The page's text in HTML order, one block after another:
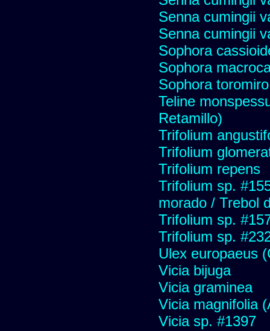
Senna cumingii
Senna cumingii
Sophora
Sophora
Sophora toromiro
Teline
Retamillo)
Trifolium
Trifolium
Trifolium repens
Trifolium sp.
morado / Trebol
Trifolium sp.
Trifolium sp.
Ulex europaeus
Vicia bijuga
Vicia graminea
Vicia magnifolia
Vicia sp. #1397